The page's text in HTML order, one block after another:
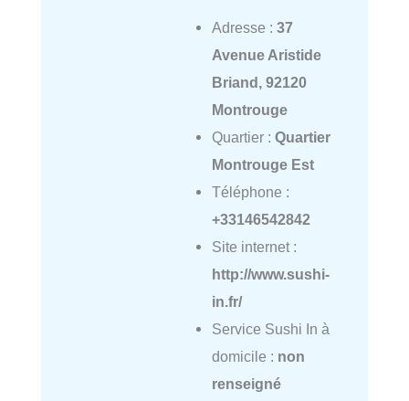
Adresse : 37
Avenue Aristide
Briand, 92120
Montrouge
Quartier : Quartier
Montrouge Est
Téléphone :
+33146542842
Site internet :
http://www.sushi-
in.fr/
Service Sushi In à
domicile : non
renseigné